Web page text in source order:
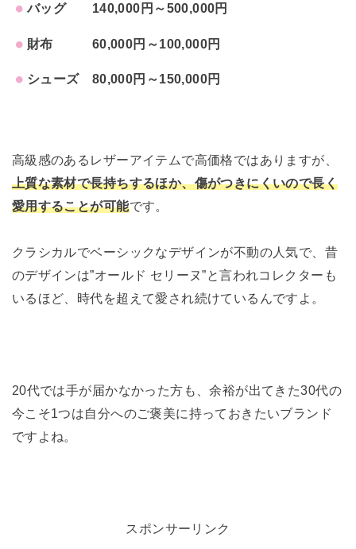
バッグ 140,000円～500,000円
財布 60,000円～100,000円
シューズ 80,000円～150,000円
高級感のあるレザーアイテムで高価格ではありますが、
上質な素材で長持ちするほか、傷がつきにくいので長く
愛用することが可能です。
クラシカルでベーシックなデザインが不動の人気で、昔
のデザインは”オールド セリーヌ”と言われコレクターも
いるほど、時代を超えて愛され続けているんですよ。
20代では手が届かなかった方も、余裕が出てきた30代の
今こそ1つは自分へのご褒美に持っておきたいブランド
ですよね。
スポンサーリンク